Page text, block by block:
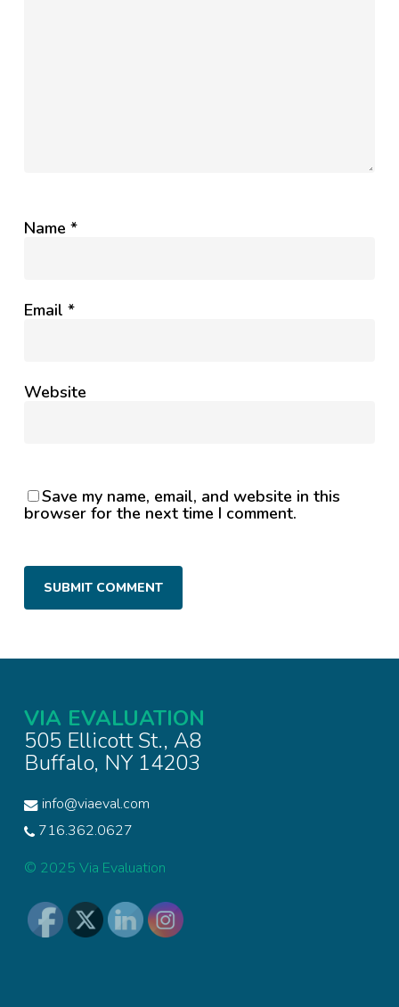
Name *
Email *
Website
Save my name, email, and website in this
browser for the next time I comment.
VIA EVALUATION
505 Ellicott St., A8
Buffalo, NY 14203
info@viaeval.com
716.362.0627
© 2025 Via Evaluation